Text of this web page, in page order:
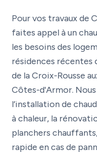
Pour vos travaux de
faites appel à un
les besoins des
résidences récentes
de la Croix-Rousse
Côtes-d'Armor.
l’installation de
à chaleur, la
planchers
rapide en cas de